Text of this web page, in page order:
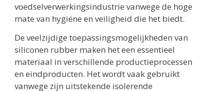
voedselverwerkingsindustrie vanwege de hoge
mate van hygiëne en veiligheid die het biedt.
De veelzijdige toepassingsmogelijkheden van
siliconen rubber maken het een essentieel
materiaal in verschillende productieprocessen
en eindproducten. Het wordt vaak gebruikt
vanwege zijn uitstekende isolerende